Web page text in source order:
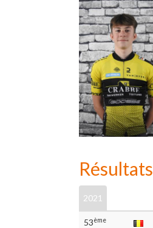
Résultats
2021
53ème